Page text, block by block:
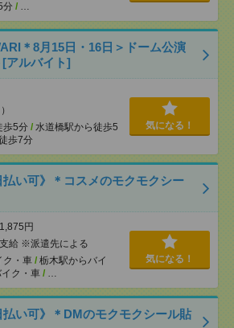
分 / …
＊8月15日・16日＞ドーム公演
アルバイト]
歩5分 / 水道橋駅から徒歩5
歩7分
気になる！
払い可》＊コスメのモクモクシー
円
給 ※派遣先による
ク・車 / 栃木駅からバイ
ク・車 / …
気になる！
払い可》＊DMのモクモクシール貼